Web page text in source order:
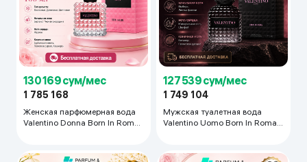
130 169 сум/мес
1 785 168
Женская парфюмерная вода
Valentino Donna Born In Roma,
127 539 сум/мес
1 749 104
Мужская туалетная вода
Valentino Uomo Born In Roma,